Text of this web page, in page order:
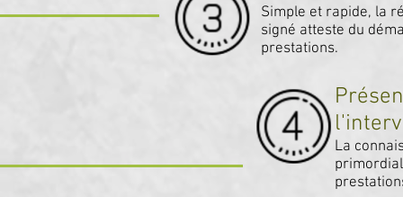
Simple et rapide, la
signé atteste du
prestations.
La